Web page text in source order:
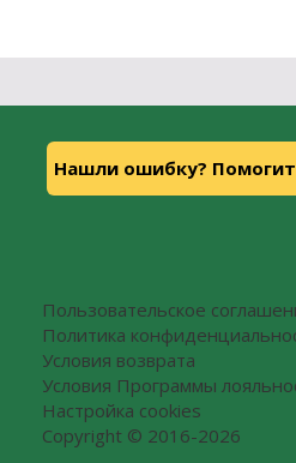
Нашли ошибку?
Пользовательское
Политика
Условия возврата
Условия Программы
Настройка cookies
Copyright © 2016-2026